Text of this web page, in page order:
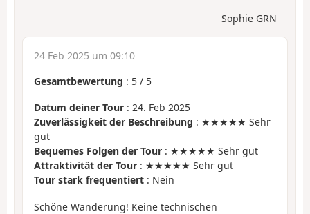
Sophie GRN
24 Feb 2025 um 09:10
Gesamtbewertung : 5 / 5
Datum deiner Tour : 24. Feb 2025
Zuverlässigkeit der Beschreibung : ★★★★★ Sehr
gut
Bequemes Folgen der Tour : ★★★★★ Sehr gut
Attraktivität der Tour : ★★★★★ Sehr gut
Tour stark frequentiert : Nein
Schöne Wanderung! Keine technischen